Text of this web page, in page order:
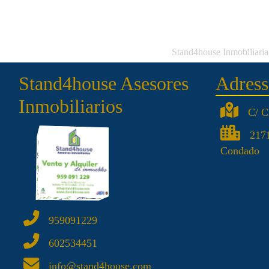
Stand4house
Stand4house Asesores
Inmobiliarios
959091229
602534451
info@stand4house.com
C/
Condado